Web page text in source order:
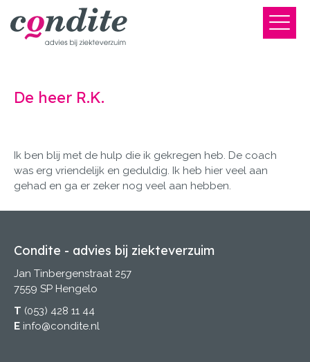
De heer R.K.
Ik ben blij met de hulp die ik gekregen heb. De coach
was erg vriendelijk en geduldig. Ik heb hier veel aan
gehad en ga er zeker nog veel aan hebben.
Condite - advies bij ziekteverzuim
Jan Tinbergenstraat 257
7559 SP Hengelo
T (053) 428 11 44
E info@condite.nl